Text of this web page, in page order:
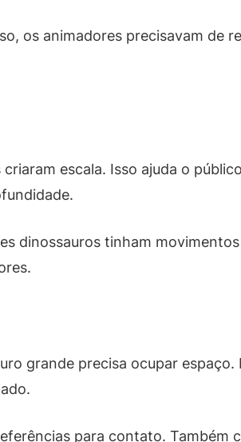
os animadores precisavam de
escala. Isso ajuda o
dinossauros tinham
grande precisa ocupar espaço.
para contato. Também